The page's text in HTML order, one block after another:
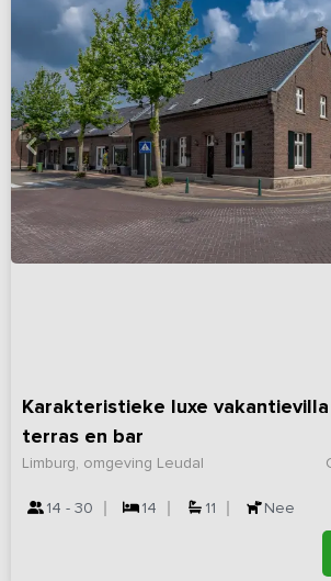
Karakteristieke luxe
terras en bar
Limburg, omgeving Leudal
14 - 30 14 11 Nee